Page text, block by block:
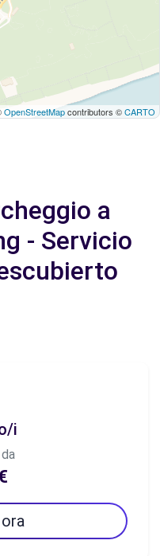
OpenStreetMapcontributors ©CARTO
a
- Servicio
i